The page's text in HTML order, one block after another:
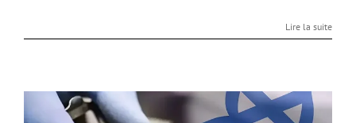
Lire la suite